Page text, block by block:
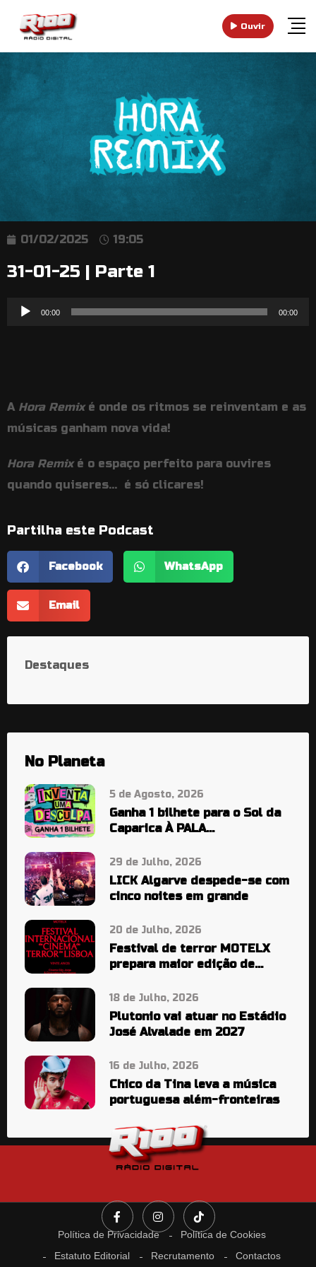
Ouvir
01/02/2025 19:05
31-01-25 | Parte 1
Reprodutor
00:00 00:00
A Hora Remixé onde os ritmos se reinventam e as
músicas ganham nova vida!
Hora Remixé o espaço perfeito para ouvires
quando quiseres… é só clicares!
Partilha este Podcast
Facebook WhatsApp
Email
Destaques
No Planeta
5 de Agosto, 2026
Ganha 1 bilhete para o Sol da
Caparica À PALA…
29 de Julho, 2026
LICK Algarve despede-se com
cinco noites em grande
20 de Julho, 2026
Festival de terror MOTELX
prepara maior edição de
18 de Julho, 2026
Plutonio vai atuar no Estádio
José Alvalade em 2027
16 de Julho, 2026
Chico da Tina leva a música
portuguesa além-fronteiras
Política de Privacidade
Política de Cookies
Estatuto Editorial
Recrutamento Contactos